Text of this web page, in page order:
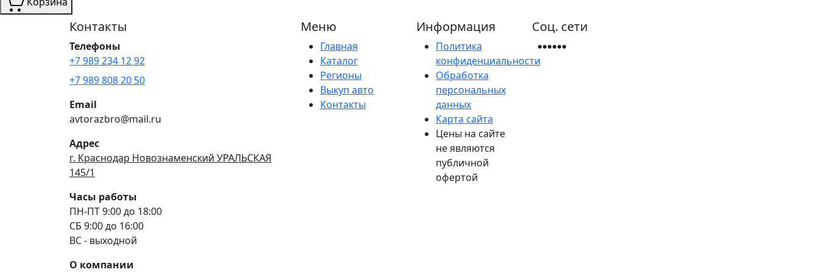
Контакты
Телефоны
+7 989 234 12 92
+7 989 808 20 50
Email
avtorazbro@mail.ru
Адрес
г. Краснодар Новознаменский УРАЛЬСКАЯ
145/1
Часы работы
ПН-ПТ 9:00 до 18:00
СБ 9:00 до 16:00
ВС - выходной
О компании
Меню
Главная
Каталог
Регионы
Выкуп авто
Контакты
Информация
Политика
конфиденциальности
Обработка
персональных
данных
Карта сайта
Цены на сайте
не являются
публичной
офертой
Соц. сети